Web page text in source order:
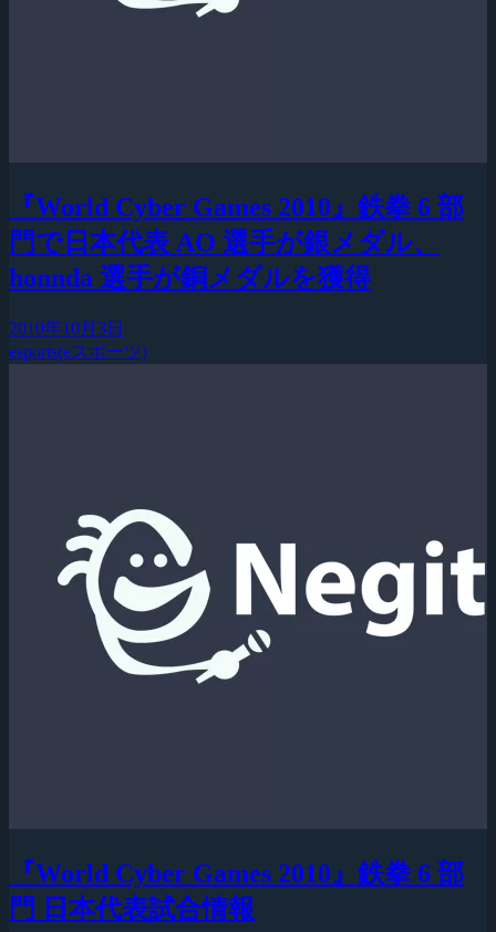
『World Cyber Games 2010』鉄拳 6 部
門で日本代表 AO 選手が銀メダル、
honnda 選手が銅メダルを獲得
2010年10月3日
esports(eスポーツ)
『World Cyber Games 2010』鉄拳 6 部
門 日本代表試合情報